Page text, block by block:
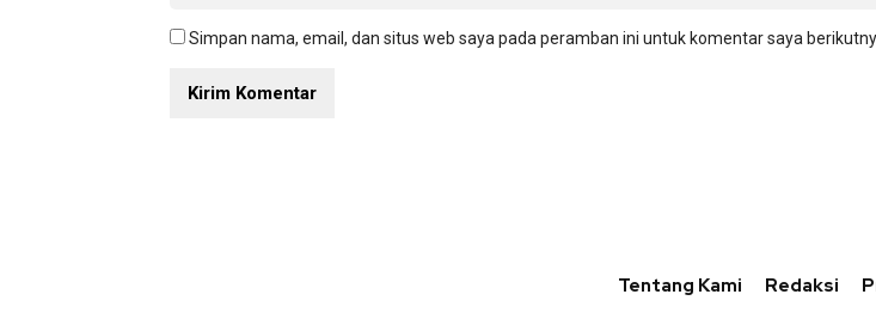
Simpan nama, email, dan situs web saya pada peramban ini untuk komentar saya
Tentang Kami Redaksi